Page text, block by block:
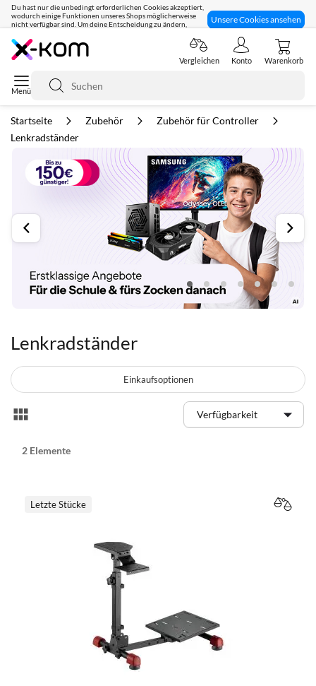
Du hast nur die unbedingt erforderlichen Cookies akzeptiert,
wodurch einige Funktionen unseres Shops möglicherweise
nicht verfügbar sind. Um deine Entscheidung zu ändern,
Unsere Cookies ansehen
Seit 8 Jahren für dich da!
Suche
Vergleichen Konto Warenkorb
Startseite Zubehör
Zubehör für Controller
Lenkradständer
Lenkradständer
Anzeigen
Liste
2 Elemente
Letzte Stücke
Einkaufsoptionen